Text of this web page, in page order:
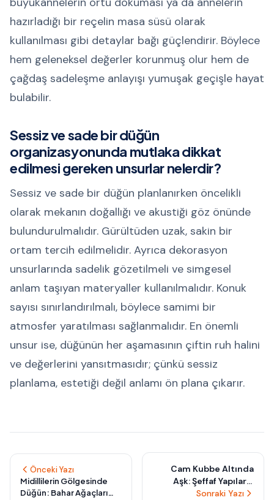
hazırladığı bir reçelin masa süsü olarak
kullanılması gibi detaylar bağı güçlendirir. Böylece
hem geleneksel değerler korunmuş olur hem de
çağdaş sadeleşme anlayışı yumuşak geçişle hayat
bulabilir.
Sessiz ve sade bir düğün
organizasyonunda mutlaka dikkat
edilmesi gereken unsurlar nelerdir?
Sessiz ve sade bir düğün planlanırken öncelikli
olarak mekanın doğallığı ve akustiği göz önünde
bulundurulmalıdır. Gürültüden uzak, sakin bir
ortam tercih edilmelidir. Ayrıca dekorasyon
unsurlarında sadelik gözetilmeli ve simgesel
anlam taşıyan materyaller kullanılmalıdır. Konuk
sayısı sınırlandırılmalı, böylece samimi bir
atmosfer yaratılması sağlanmalıdır. En önemli
unsur ise, düğünün her aşamasının çiftin ruh halini
ve değerlerini yansıtmasıdır; çünkü sessiz
planlama, estetiği değil anlamı ön plana çıkarır.
Önceki Yazı
Midillilerin Gölgesinde
Düğün: Bahar Ağaçları
Sonraki Yazı
Cam Kubbe Altında
Aşk: Şeffaf Yapılarla
Gökyüzünü Töreninize